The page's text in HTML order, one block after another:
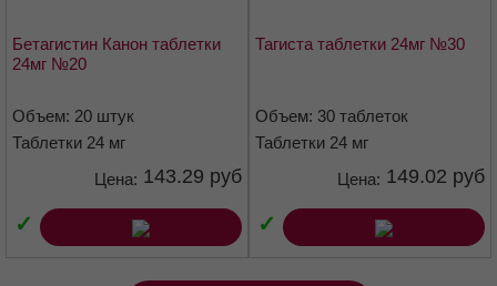
Дозировка 16 мг:Таблетки белого или почти белого цвета,
плоскоцилиндрической формы с фаской и риской.
Дозировка 24 мг:
Таблетки белого или почти белого цвета,
Фармакотерапевтическая группа
Гистамина препарат
Бетагистин Канон таблетки
24мг №20
Объем: 20 штук
Таблетки 24 мг
Цена: 143.29 руб
✓
Тагиста таблетки 24мг №30
Объем: 30 таблеток
Таблетки 24 мг
Цена: 149.02 руб
✓